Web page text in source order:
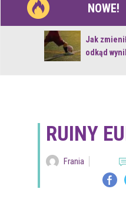
NOWE!
Jak
odkąd
RUINY
Frania